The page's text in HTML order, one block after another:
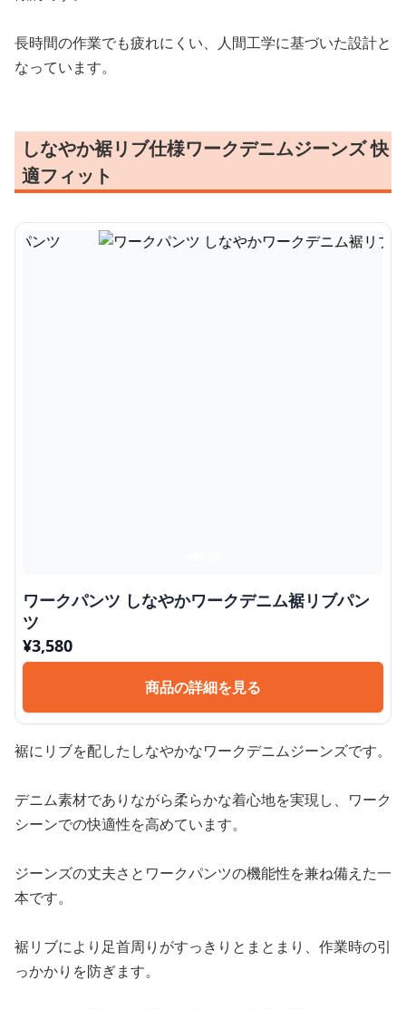
長時間の作業でも疲れにくい、人間工学に基づいた設計と
なっています。
しなやか裾リブ仕様ワークデニムジーンズ 快
適フィット
ワークパンツ しなやかワークデニム裾リブパン
ツ
¥3,580
商品の詳細を見る
裾にリブを配したしなやかなワークデニムジーンズです。
デニム素材でありながら柔らかな着心地を実現し、ワーク
シーンでの快適性を高めています。
ジーンズの丈夫さとワークパンツの機能性を兼ね備えた一
本です。
裾リブにより足首周りがすっきりとまとまり、作業時の引
っかかりを防ぎます。